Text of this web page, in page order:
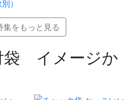
）
集をもっと見る
袋 イメージか